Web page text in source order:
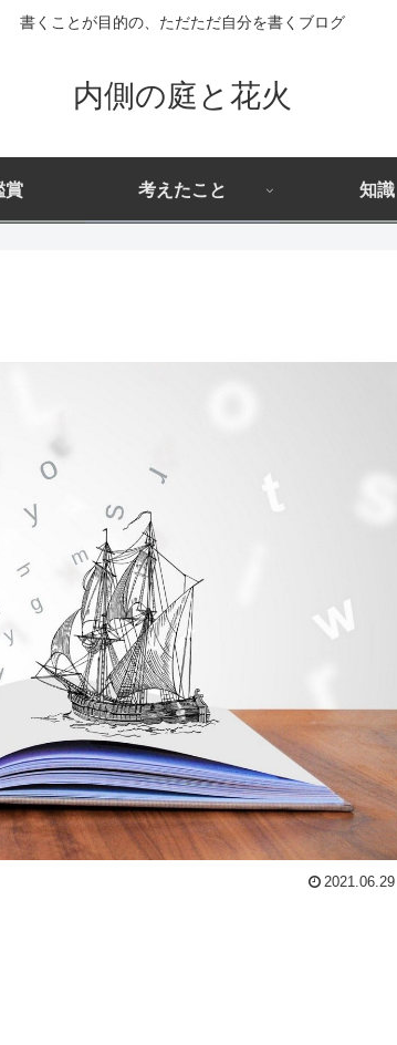
書くことが目的の、ただただ自分を書くブログ
内側の庭と花火
賞 考えたこと 知識
2021.06.29